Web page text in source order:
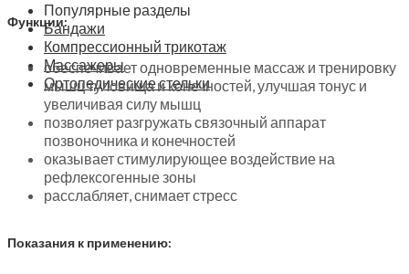
Популярные разделы
Бандажи
Компрессионный трикотаж
Массажеры
Ортопедические стельки
Функции:
обеспечивает одновременные массаж и тренировку
мышц туловища и конечностей, улучшая тонус и
увеличивая силу мышц
позволяет разгружать связочный аппарат
позвоночника и конечностей
оказывает стимулирующее воздействие на
рефлексогенные зоны
расслабляет, снимает стресс
Показания к применению: